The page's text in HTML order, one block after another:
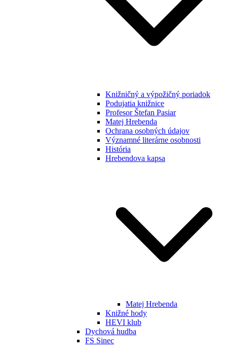
Knižničný a výpožičný poriadok
Podujatia knižnice
Profesor Štefan Pasiar
Matej Hrebenda
Ochrana osobných údajov
Významné literárne osobnosti
História
Hrebendova kapsa
Matej Hrebenda
Knižné hody
HEVI klub
Dychová hudba
FS Sinec